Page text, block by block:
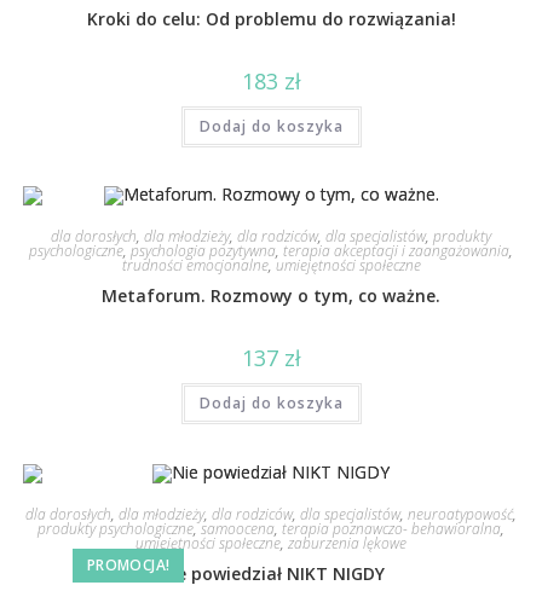
Kroki do celu: Od problemu do rozwiązania!
183 zł
Dodaj do koszyka
dla dorosłych, dla młodzieży, dla rodziców, dla specjalistów, produkty
psychologiczne, psychologia pozytywna, terapia akceptacji i zaangażowania,
trudności emocjonalne,umiejętności społeczne
Metaforum. Rozmowy o tym, co ważne.
137 zł
Dodaj do koszyka
PROMOCJA!
dla dorosłych, dla młodzieży, dla rodziców, dla specjalistów, neuroatypowość,
produkty psychologiczne,samoocena, terapia poznawczo- behawioralna,
umiejętności społeczne, zaburzenia lękowe
Nie powiedział NIKT NIGDY